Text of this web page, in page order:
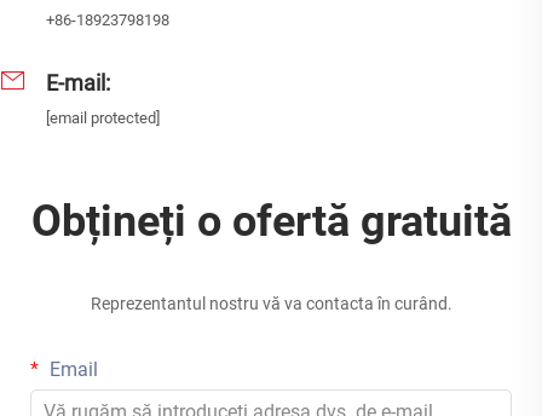
+86-18923798198
E-mail:
[email protected]
Obțineți o ofertă gratuită
Reprezentantul nostru vă va contacta în curând.
Email